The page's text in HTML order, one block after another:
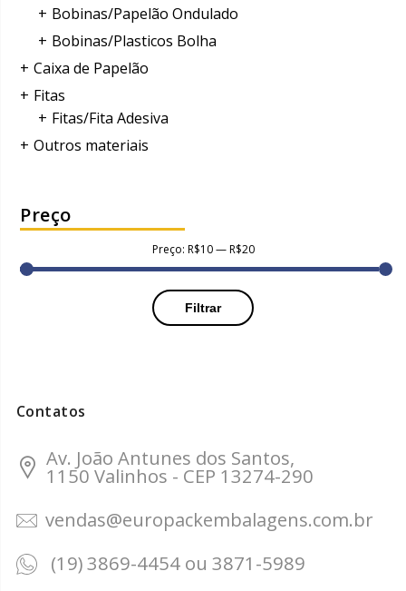
Bobinas/Papelão Ondulado
Bobinas/Plasticos Bolha
Caixa de Papelão
Fitas
Fitas/Fita Adesiva
Outros materiais
Preço
Filtrar
Preço: R$10—R$20
Contatos
Av. João Antunes dos Santos,
1150 Valinhos - CEP 13274-290
vendas@europackembalagens.com.br
(19) 3869-4454 ou 3871-5989